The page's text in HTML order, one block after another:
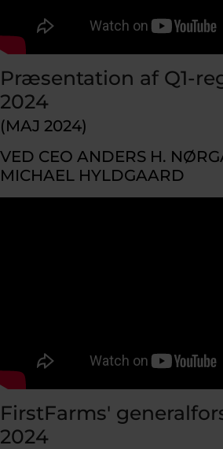
Præsentation af Q1-
2024
(MAJ 2024)
VED CEO ANDERS H.
MICHAEL HYLDGAARD
FirstFarms'
2024